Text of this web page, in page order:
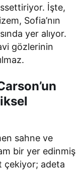
İşte,
Sofia’nın
yer alıyor.
gözlerinin
sahne ve
bir yer edinmiş
çekiyor; adeta